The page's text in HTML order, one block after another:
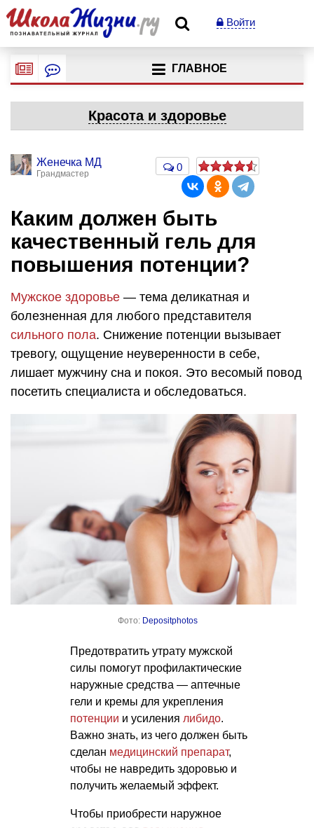
Войти
ГЛАВНОЕ
Красота и здоровье
Женечка МД
Грандмастер
0
Каким должен быть
качественный гель для
повышения потенции?
Мужское здоровье — тема деликатная и
болезненная для любого представителя
сильного пола. Снижение потенции вызывает
тревогу, ощущение неуверенности в себе,
лишает мужчину сна и покоя. Это весомый повод
посетить специалиста и обследоваться.
Фото: Depositphotos
Предотвратить утрату мужской
силы помогут профилактические
наружные средства — аптечные
гели и кремы для укрепления
потенции и усиления либидо.
Важно знать, из чего должен быть
сделан медицинский препарат,
чтобы не навредить здоровью и
получить желаемый эффект.
Чтобы приобрести наружное